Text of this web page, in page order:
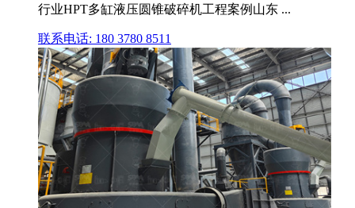
行业HPT多缸液压圆锥破碎机工程案例山东 ...
联系电话: 180 3780 8511